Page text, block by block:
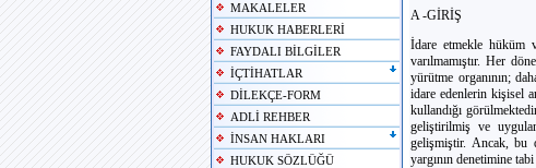
MAKALELER
HUKUK HABERLERİ
FAYDALI BİLGİLER
İÇTİHATLAR
DİLEKÇE-FORM
ADLİ REHBER
İNSAN HAKLARI
HUKUK SÖZLÜĞÜ
A -GİRİŞ
İdare etmekle hüküm
varılmamıştır. Her
yürütme organının;
idare edenlerin kişisel
kullandığı
geliştirilmiş ve
gelişmiştir. Ancak, bu
yargının denetimine tabi